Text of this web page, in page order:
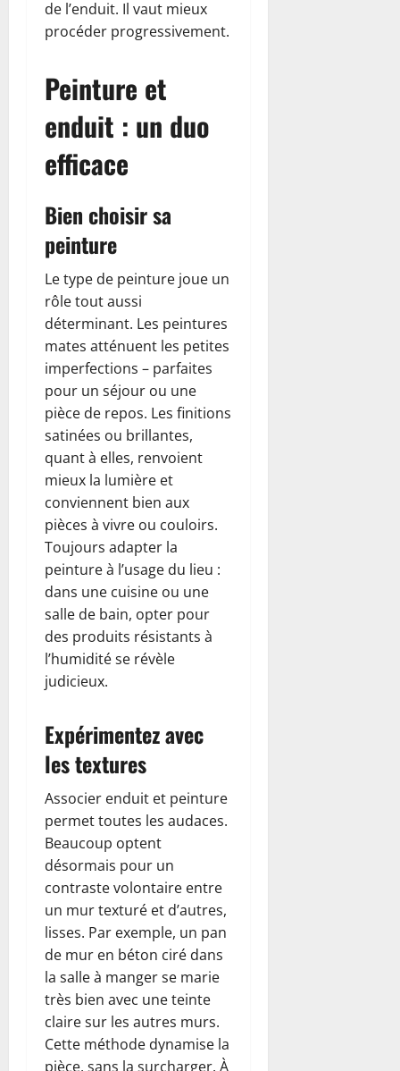
de l’enduit. Il vaut mieux
procéder progressivement.
Peinture et
enduit : un duo
efficace
Bien choisir sa
peinture
Le type de peinture joue un
rôle tout aussi
déterminant. Les peintures
mates atténuent les petites
imperfections – parfaites
pour un séjour ou une
pièce de repos. Les finitions
satinées ou brillantes,
quant à elles, renvoient
mieux la lumière et
conviennent bien aux
pièces à vivre ou couloirs.
Toujours adapter la
peinture à l’usage du lieu :
dans une cuisine ou une
salle de bain, opter pour
des produits résistants à
l’humidité se révèle
judicieux.
Expérimentez avec
les textures
Associer enduit et peinture
permet toutes les audaces.
Beaucoup optent
désormais pour un
contraste volontaire entre
un mur texturé et d’autres,
lisses. Par exemple, un pan
de mur en béton ciré dans
la salle à manger se marie
très bien avec une teinte
claire sur les autres murs.
Cette méthode dynamise la
pièce, sans la surcharger. À